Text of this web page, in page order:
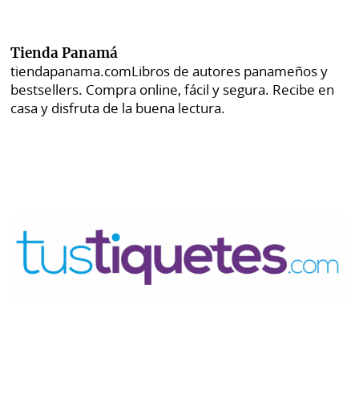
Tienda Panamá
tiendapanama.comLibros de autores panameños y
bestsellers. Compra online, fácil y segura. Recibe en
casa y disfruta de la buena lectura.